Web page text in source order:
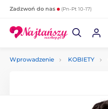
Zadzwoń do nas (Pn-Pt 10-17)
Wprowadzenie KOBIETY